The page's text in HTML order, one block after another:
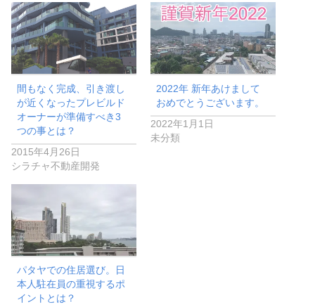
間もなく完成、引き渡し
が近くなったプレビルド
オーナーが準備すべき3
つの事とは？
2015年4月26日
シラチャ不動産開発
2022年 新年あけまして
おめでとうございます。
2022年1月1日
未分類
パタヤでの住居選び。日
本人駐在員の重視するポ
イントとは？